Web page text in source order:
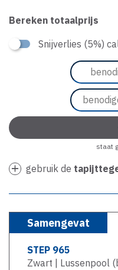
Bereken totaalprijs
Snijverlies (5%)
staat
gebruik de
Samengevat
STEP 965
Zwart | Lussenpool